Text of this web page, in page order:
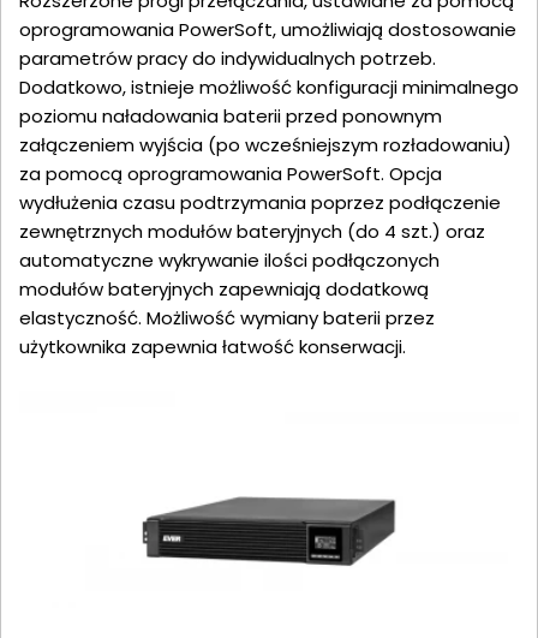
oprogramowania PowerSoft, umożliwiają dostosowanie
parametrów pracy do indywidualnych potrzeb.
Dodatkowo, istnieje możliwość konfiguracji minimalnego
poziomu naładowania baterii przed ponownym
załączeniem wyjścia (po wcześniejszym rozładowaniu)
za pomocą oprogramowania PowerSoft. Opcja
wydłużenia czasu podtrzymania poprzez podłączenie
zewnętrznych modułów bateryjnych (do 4 szt.) oraz
automatyczne wykrywanie ilości podłączonych
modułów bateryjnych zapewniają dodatkową
elastyczność. Możliwość wymiany baterii przez
użytkownika zapewnia łatwość konserwacji.